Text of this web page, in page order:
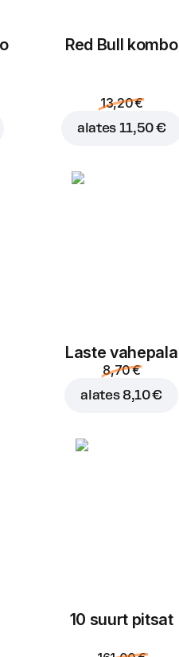
Red Bull kombo
13,20 €
alates 11,50 €
Laste vahepala
8,70 €
alates 8,10 €
10 suurt pitsat